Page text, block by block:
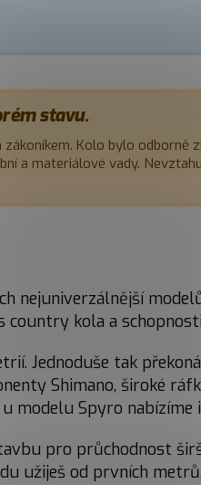
stavu.
Kolo bylo
a materiálové vady.
nejuniverzálnější
kola a
Jednoduše tak
Shimano, široké
modelu Spyro
pro průchodnost
užiješ od prvních